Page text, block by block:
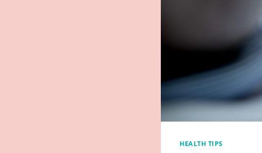
HEALTH TIPS